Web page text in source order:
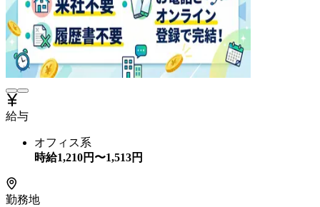
給与
オフィス系
時給1,210円〜1,513円
勤務地